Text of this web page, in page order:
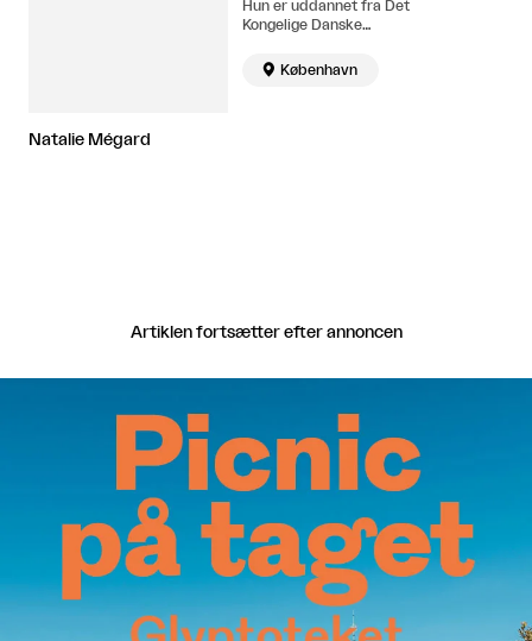
Natalie Mégard
Hun er uddannet fra Det
Kongelige Danske
Akademi der Bildende
Künste Wien (2003-2004) og
 København
Artiklen fortsætter efter annoncen